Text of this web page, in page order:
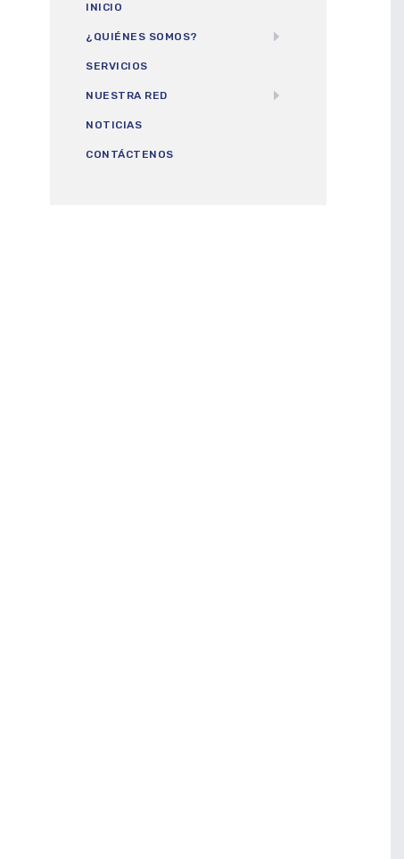
INICIO
¿QUIÉNES SOMOS?
SERVICIOS
NUESTRA RED
NOTICIAS
CONTÁCTENOS